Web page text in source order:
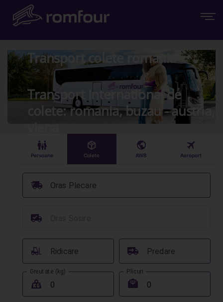
Transport colete romania
Transport International de
colete: romania, buzau - austria,
viena
󱠣
Persoane
󰏗
Colete
󰇧
AWB
󰀝
Aeroport
Oras Plecare
󰞈
󰳔
Ridicare
󰟉 Predare
󰔾
Greutate (kg)
󰖢
Plicuri
󰾱